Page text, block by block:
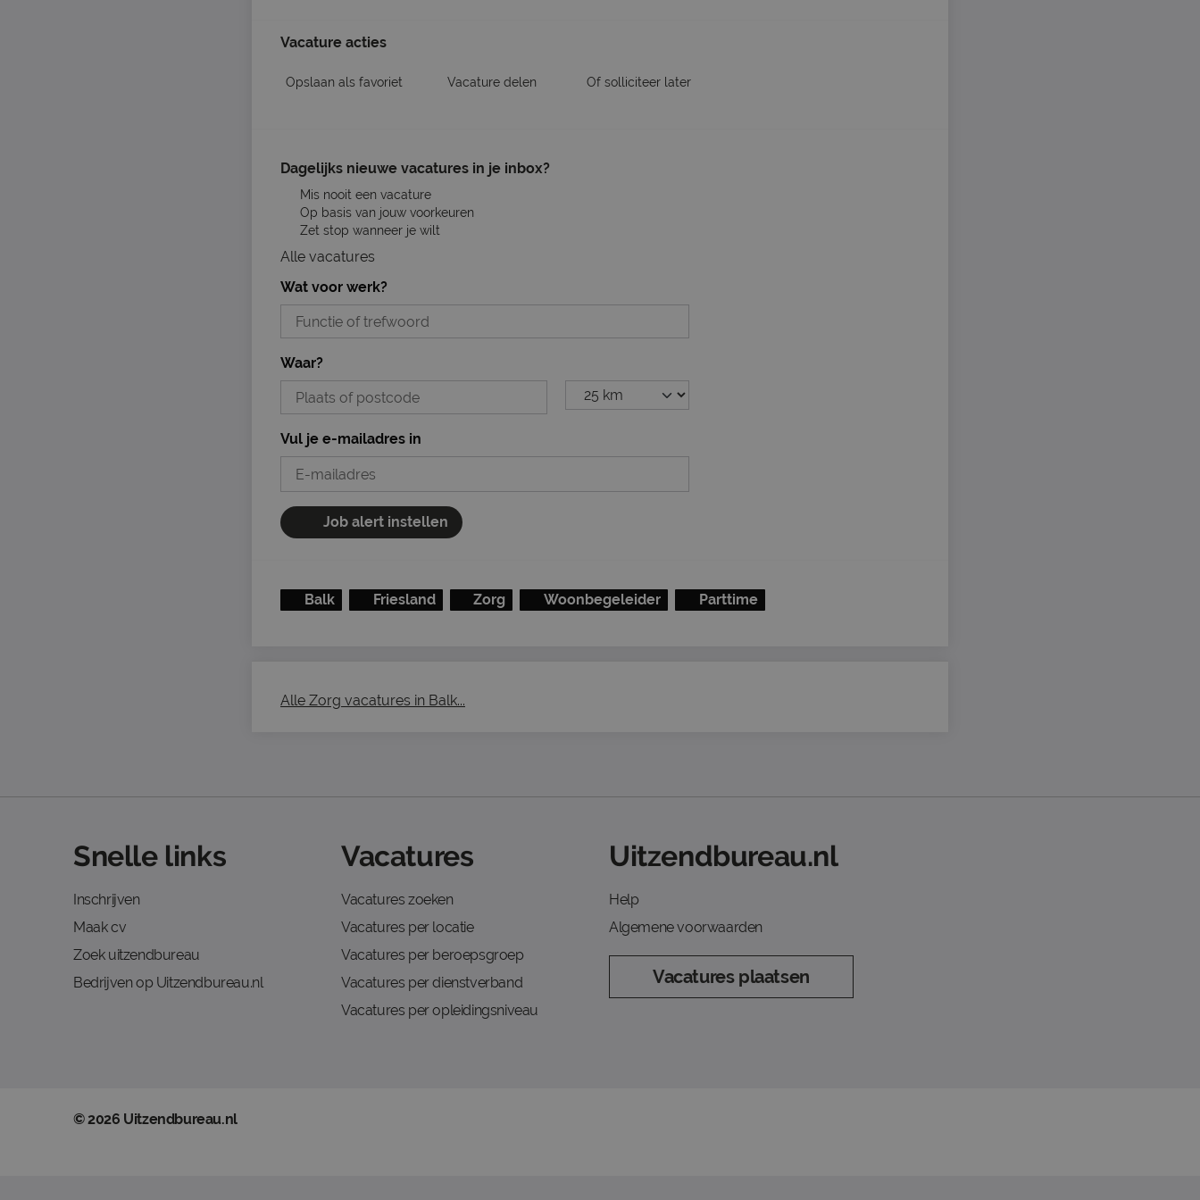
Vacature acties
Opslaan als favoriet Vacature delen Of solliciteer later
Dagelijks nieuwe vacatures in je inbox?
Mis nooit een vacature
Op basis van jouw voorkeuren
Zet stop wanneer je wilt
Alle vacatures
Wat voor werk?
Waar?
Vul je e-mailadres in
Job alert instellen
Balk Friesland Zorg Woonbegeleider Parttime
Alle Zorg vacatures in Balk...
Snelle links
Inschrijven
Maak cv
Zoek uitzendbureau
Bedrijven op Uitzendbureau.nl
Vacatures
Vacatures zoeken
Vacatures per locatie
Vacatures per beroepsgroep
Vacatures per dienstverband
Vacatures per opleidingsniveau
Uitzendbureau.nl
Help
Algemene voorwaarden
Vacatures plaatsen
© 2026 Uitzendbureau.nl